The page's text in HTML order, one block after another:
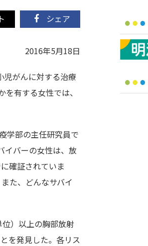
シェア
2016年5月18日
児がんに対する治療
有する女性では、
学部の主任研究員で
イバーの女性は、放
確証されていま
た、どんなサバイ
）以上の胸部放射
を発見した。各リス